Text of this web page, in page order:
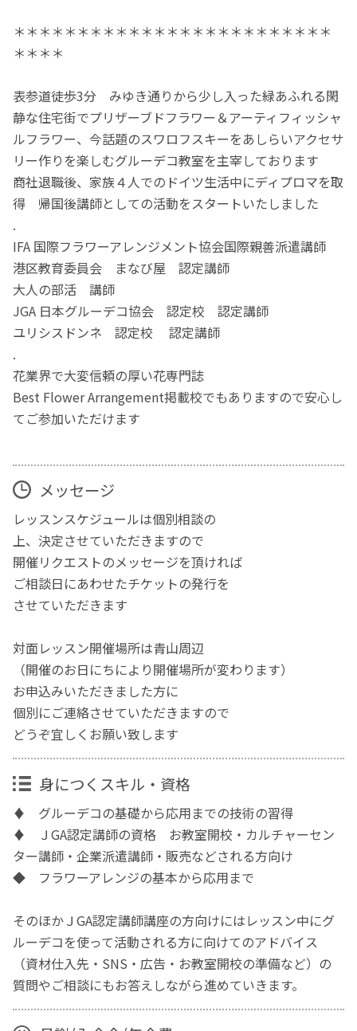
＊＊＊＊＊＊＊＊＊＊＊＊＊＊＊＊＊＊＊＊＊＊＊＊＊
＊＊＊＊
表参道徒歩3分 みゆき通りから少し入った緑あふれる閑
静な住宅街でプリザーブドフラワー＆アーティフィッシャ
ルフラワー、今話題のスワロフスキーをあしらいアクセサ
リー作りを楽しむグルーデコ教室を主宰しております
商社退職後、家族４人でのドイツ生活中にディプロマを取
得 帰国後講師としての活動をスタートいたしました
.
IFA 国際フラワーアレンジメント協会国際親善派遣講師
港区教育委員会 まなび屋 認定講師
大人の部活 講師
JGA 日本グルーデコ協会 認定校 認定講師
ユリシスドンネ 認定校 認定講師
.
花業界で大変信頼の厚い花専門誌
Best Flower Arrangement掲載校でもありますので安心し
てご参加いただけます
メッセージ
レッスンスケジュールは個別相談の
上、決定させていただきますので
開催リクエストのメッセージを頂ければ
ご相談日にあわせたチケットの発行を
させていただきます
対面レッスン開催場所は青山周辺
（開催のお日にちにより開催場所が変わります）
お申込みいただきました方に
個別にご連絡させていただきますので
どうぞ宜しくお願い致します
身につくスキル・資格
♦ グルーデコの基礎から応用までの技術の習得
♦ ＪGA認定講師の資格 お教室開校・カルチャーセン
ター講師・企業派遣講師・販売などされる方向け
◆ フラワーアレンジの基本から応用まで
そのほかＪGA認定講師講座の方向けにはレッスン中にグ
ルーデコを使って活動される方に向けてのアドバイス
（資材仕入先・SNS・広告・お教室開校の準備など）の
質問やご相談にもお答えしながら進めていきます。